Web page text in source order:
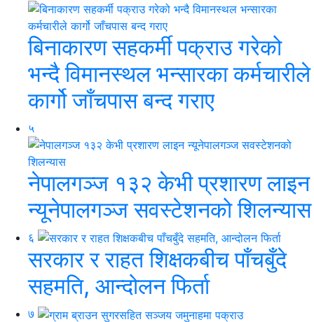
बिनाकारण सहकर्मी पक्राउ गरेको
भन्दै विमानस्थल भन्सारका कर्मचारीले
कार्गो जाँचपास बन्द गराए
५
नेपालगञ्ज १३२ केभी प्रशारण लाइन
न्यूनेपालगञ्ज सवस्टेशनको शिलन्यास
६
सरकार र राहत शिक्षकबीच पाँचबुँदे
सहमति, आन्दोलन फिर्ता
७